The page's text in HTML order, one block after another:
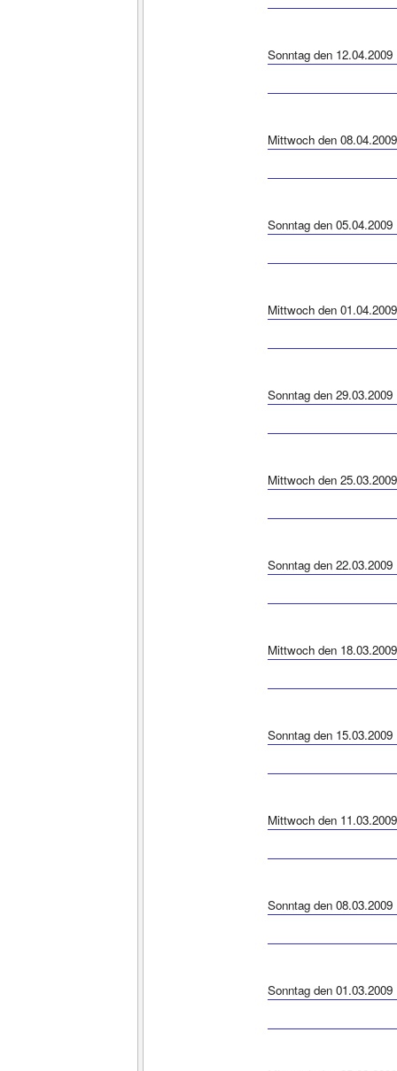
Sonntag den 12.04.2009
Mittwoch den 08.04.2009
Sonntag den 05.04.2009
Mittwoch den 01.04.2009
Sonntag den 29.03.2009
Mittwoch den 25.03.2009
Sonntag den 22.03.2009
Mittwoch den 18.03.2009
Sonntag den 15.03.2009
Mittwoch den 11.03.2009
Sonntag den 08.03.2009
Sonntag den 01.03.2009